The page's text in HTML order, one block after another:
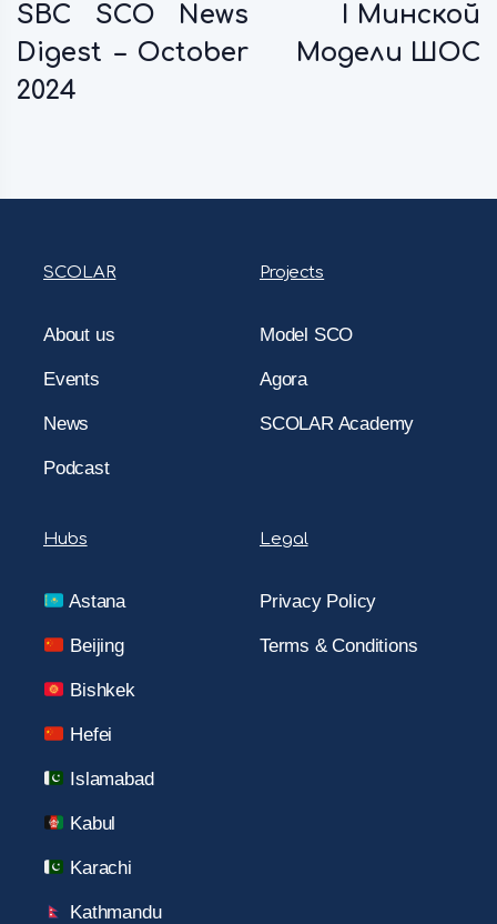
SBC SCO News
Digest – October
2024
I Минской
Модели ШОС
SCOLAR
About us
Events
News
Podcast
Projects
Model SCO
Agora
SCOLAR Academy
Hubs
Astana
Beijing
Bishkek
Hefei
Islamabad
Kabul
Karachi
Kathmandu
Legal
Privacy Policy
Terms & Conditions